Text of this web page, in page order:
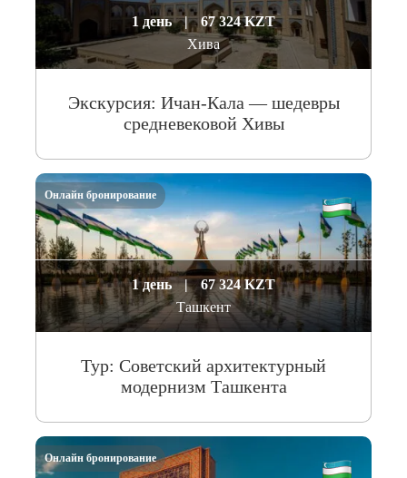
1 день |
67 324 KZT
Хива
Экскурсия: Ичан-Кала — шедевры
средневековой Хивы
1 день |
67 324 KZT
Ташкент
Тур: Cоветский архитектурный
модернизм Ташкента
Онлайн бронирование
Онлайн бронирование